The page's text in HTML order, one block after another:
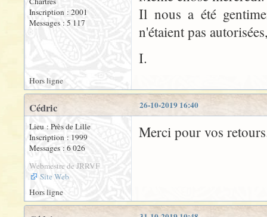
Inscription : 2001
Messages : 5 117
Il nous a été
n'étaient pas
I.
Hors ligne
26-10-2019 16:40
Cédric
Lieu : Près de Lille
Inscription : 1999
Messages : 6 026
Webmestre de JRRVF
Site Web
Merci pour vos
Hors ligne